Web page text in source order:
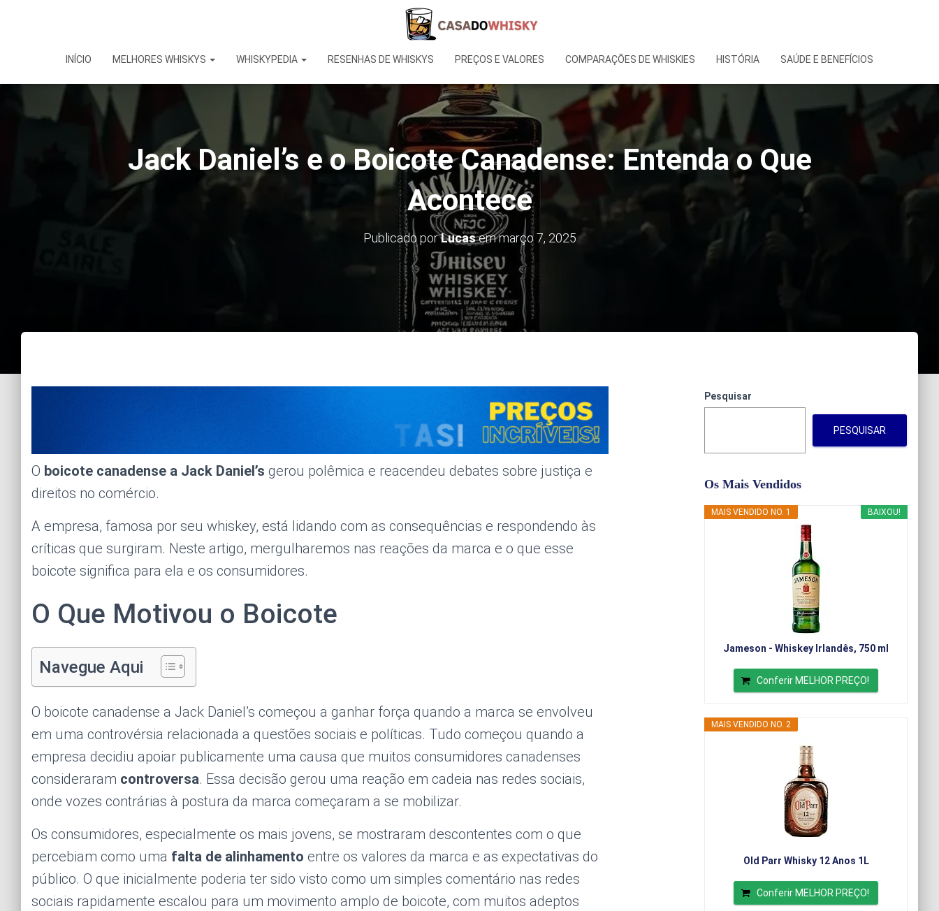
INÍCIO MELHORES WHISKYS WHISKYPEDIA RESENHAS DE WHISKYS PREÇOS E VALORES COMPARAÇÕES DE WHISKIES HISTÓRIA SAÚDE E BENEFÍCIOS
Jack Daniel’s e o Boicote Canadense: Entenda o Que
Acontece
Publicado porLucasemmarço 7, 2025
O boicote canadense a Jack Daniel’s gerou polêmica e reacendeu debates sobre justiça e
direitos no comércio.
A empresa, famosa por seu whiskey, está lidando com as consequências e respondendo às
críticas que surgiram. Neste artigo, mergulharemos nas reações da marca e o que esse
boicote significa para ela e os consumidores.
O Que Motivou o Boicote
Navegue Aqui
O boicote canadense a Jack Daniel’s começou a ganhar força quando a marca se envolveu
em uma controvérsia relacionada a questões sociais e políticas. Tudo começou quando a
empresa decidiu apoiar publicamente uma causa que muitos consumidores canadenses
consideraram controversa. Essa decisão gerou uma reação em cadeia nas redes sociais,
onde vozes contrárias à postura da marca começaram a se mobilizar.
Os consumidores, especialmente os mais jovens, se mostraram descontentes com o que
percebiam como uma falta de alinhamento entre os valores da marca e as expectativas do
público. O que inicialmente poderia ter sido visto como um simples comentário nas redes
sociais rapidamente escalou para um movimento amplo de boicote, com muitos adeptos
Pesquisar
PESQUISAR
Os Mais Vendidos
BAIXOU!
MAIS VENDIDO NO. 1
Jameson - Whiskey Irlandês, 750 ml
Conferir MELHOR PREÇO!
MAIS VENDIDO NO. 2
Old Parr Whisky 12 Anos 1L
Conferir MELHOR PREÇO!